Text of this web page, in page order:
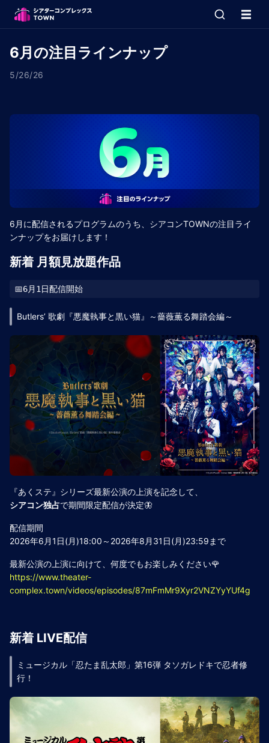
6月の注目ラインナップ
5/26/26
6月に配信されるプログラムのうち、シアコンTOWNの注目ライ
ンナップをお届けします！
新着 月額見放題作品
Butlers’ 歌劇『悪魔執事と黒い猫』～薔薇薫る舞踏会編～
『あくステ』シリーズ最新公演の上演を記念して、
シアコン独占で期間限定配信が決定🦋
配信期間
2026年6月1日(月)18:00～2026年8月31日(月)23:59まで
最新公演の上演に向けて、何度でもお楽しみください🌹
https://www.theater-
complex.town/videos/episodes/87mFmMr9Xyr2VNZYyYUf4g
新着 LIVE配信
ミュージカル「忍たま乱太郎」第16弾 タソガレドキで忍者修
行！